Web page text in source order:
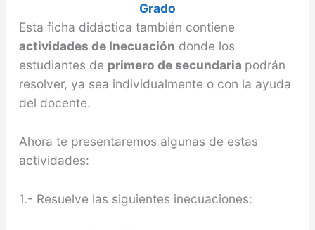
Grado
Esta ficha didáctica también contiene
actividades de Inecuación donde los
estudiantes de primero de secundaria podrán
resolver, ya sea individualmente o con la ayuda
del docente.
Ahora te presentaremos algunas de estas
actividades:
1.- Resuelve las siguientes inecuaciones: